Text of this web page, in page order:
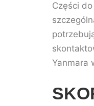
Części
Yanmara